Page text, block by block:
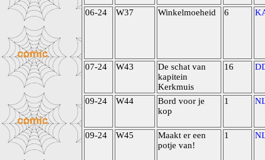
06-24 W37 Winkelmoeheid 6
07-24 W43
De schat van
kapitein
Kerkmuis
16
09-24 W44
Bord voor je
kop
1
09-24 W45
Maakt er een
potje van!
1